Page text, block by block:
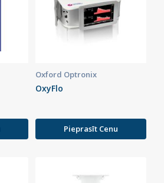
Oxford Optronix
OxyFlo
Pieprasīt Cenu